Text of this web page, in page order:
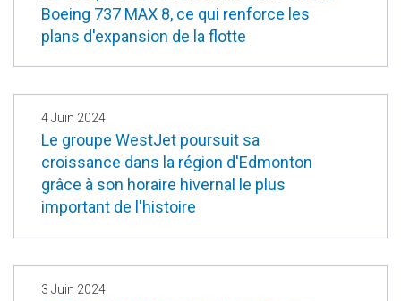
Boeing 737 MAX 8, ce qui renforce les
plans d'expansion de la flotte
4 Juin 2024
Le groupe WestJet poursuit sa
croissance dans la région d'Edmonton
grâce à son horaire hivernal le plus
important de l'histoire
3 Juin 2024